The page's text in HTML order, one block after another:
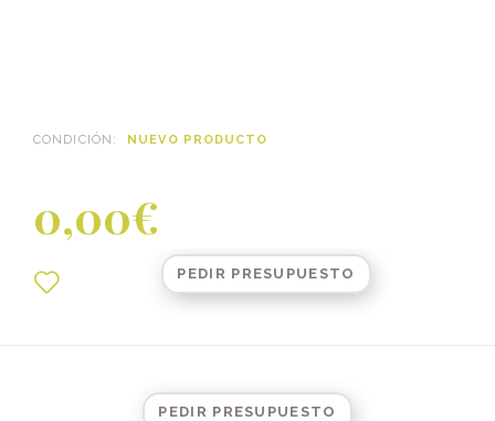
CONDICIÓN: NUEVO PRODUCTO
0,00€
PEDIR PRESUPUESTO
PEDIR PRESUPUESTO